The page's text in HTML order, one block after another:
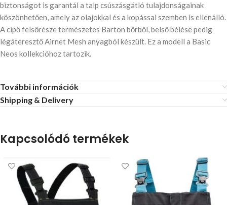
biztonságot is garantál a talp csúszásgátló tulajdonságainak
köszönhetően, amely az olajokkal és a kopással szemben is ellenálló.
A cipő felsőrésze természetes Barton bőrből, belső bélése pedig
légáteresztő Airnet Mesh anyagból készült. Ez a modell a Basic
Neos kollekcióhoz tartozik.
További információk
Shipping & Delivery
Kapcsolódó termékek